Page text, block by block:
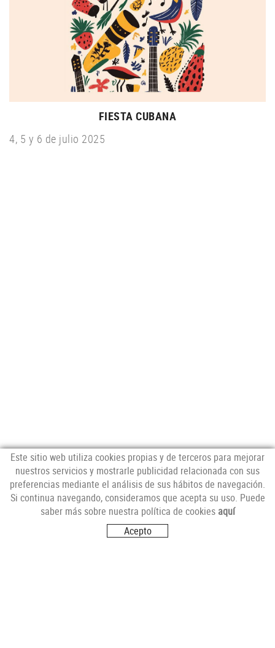
FIESTA CUBANA
4, 5 y 6 de julio 2025
NEWSLETTER
Este sitio web utiliza cookies propias y de terceros para mejorar
nuestros servicios y mostrarle publicidad relacionada con sus
preferencias mediante el análisis de sus hábitos de navegación.
Si continua navegando, consideramos que acepta su uso. Puede
saber más sobre nuestra política de cookies aquí
Acepto